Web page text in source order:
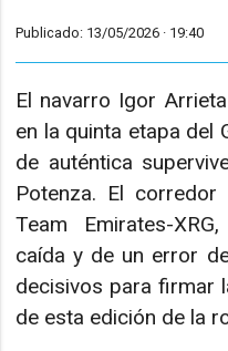
Publicado: 13/05/2026 · 19:40
El navarro Igor
en la quinta etapa del
de auténtica
Potenza. El
Team Emirates-
caída y de un error
decisivos para firmar
de esta edición de la